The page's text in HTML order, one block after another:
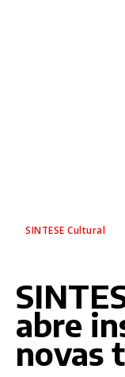
SINTESE Cultural
abre
novas